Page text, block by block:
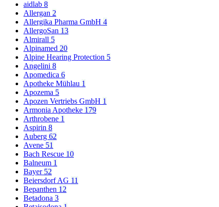
aidlab 8
Allergan 2
Allergika Pharma GmbH 4
AllergoSan 13
Almirall 5
Alpinamed 20
Alpine Hearing Protection 5
Angelini 8
Apomedica 6
Apotheke Mühlau 1
Apozema 5
Apozen Vertriebs GmbH 1
Armonia Apotheke 179
Arthrobene 1
Aspirin 8
Auberg 62
Avene 51
Bach Rescue 10
Balneum 1
Bayer 52
Beiersdorf AG 11
Bepanthen 12
Betadona 3